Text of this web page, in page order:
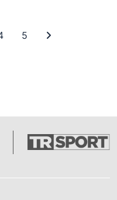
3
Pagina 4
5 Pagina 5